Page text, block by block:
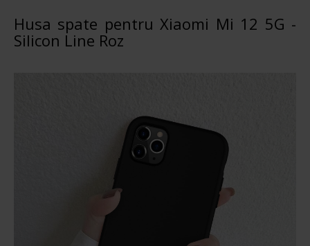
Husa spate pentru Xiaomi Mi 12 5G -
Silicon Line Roz